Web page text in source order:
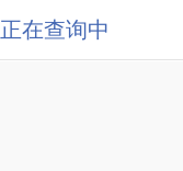
正在查询中